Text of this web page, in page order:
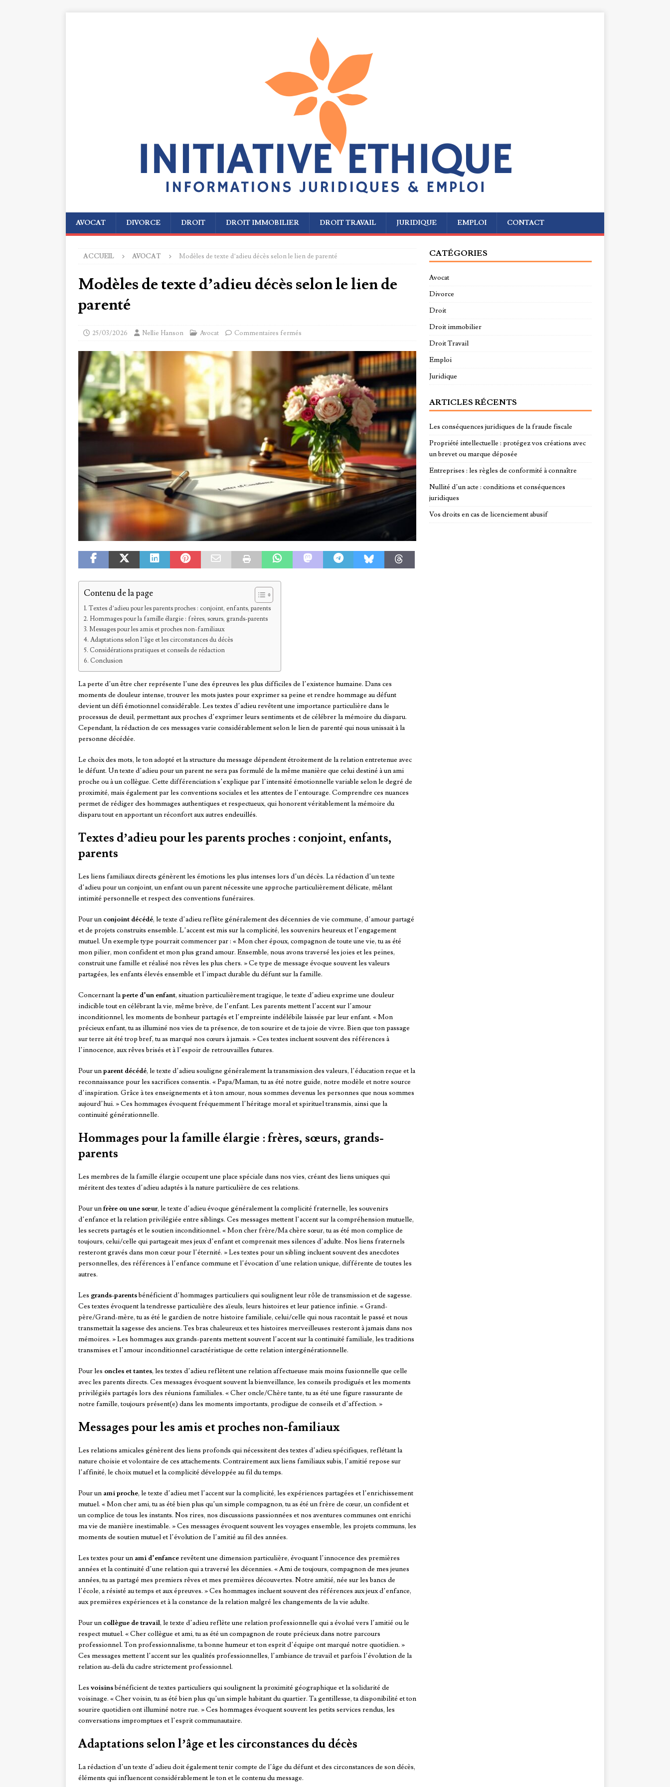
AVOCAT DIVORCE DROIT DROIT IMMOBILIER DROIT TRAVAIL JURIDIQUE EMPLOI CONTACT
ACCUEIL AVOCAT Modèles de texte d’adieu décès selon le lien de parenté
Modèles de texte d’adieu décès selon le lien de
parenté
25/03/2026 Nellie Hanson Avocat Commentaires fermés
Contenu de la page
Textes d’adieu pour les parents proches : conjoint, enfants, parents
Hommages pour la famille élargie : frères, sœurs, grands-parents
Messages pour les amis et proches non-familiaux
Adaptations selon l’âge et les circonstances du décès
Considérations pratiques et conseils de rédaction
Conclusion
La perte d’un être cher représente l’une des épreuves les plus difficiles de l’existence humaine. Dans ces
moments de douleur intense, trouver les mots justes pour exprimer sa peine et rendre hommage au défunt
devient un défi émotionnel considérable. Les textes d’adieu revêtent une importance particulière dans le
processus de deuil, permettant aux proches d’exprimer leurs sentiments et de célébrer la mémoire du disparu.
Cependant, la rédaction de ces messages varie considérablement selon le lien de parenté qui nous unissait à la
personne décédée.
Le choix des mots, le ton adopté et la structure du message dépendent étroitement de la relation entretenue avec
le défunt. Un texte d’adieu pour un parent ne sera pas formulé de la même manière que celui destiné à un ami
proche ou à un collègue. Cette différenciation s’explique par l’intensité émotionnelle variable selon le degré de
proximité, mais également par les conventions sociales et les attentes de l’entourage. Comprendre ces nuances
permet de rédiger des hommages authentiques et respectueux, qui honorent véritablement la mémoire du
disparu tout en apportant un réconfort aux autres endeuillés.
Textes d’adieu pour les parents proches : conjoint, enfants,
parents
Les liens familiaux directs génèrent les émotions les plus intenses lors d’un décès. La rédaction d’un texte
d’adieu pour un conjoint, un enfant ou un parent nécessite une approche particulièrement délicate, mêlant
intimité personnelle et respect des conventions funéraires.
Pour un conjoint décédé, le texte d’adieu reflète généralement des décennies de vie commune, d’amour partagé
et de projets construits ensemble. L’accent est mis sur la complicité, les souvenirs heureux et l’engagement
mutuel. Un exemple type pourrait commencer par : « Mon cher époux, compagnon de toute une vie, tu as été
mon pilier, mon confident et mon plus grand amour. Ensemble, nous avons traversé les joies et les peines,
construit une famille et réalisé nos rêves les plus chers. » Ce type de message évoque souvent les valeurs
partagées, les enfants élevés ensemble et l’impact durable du défunt sur la famille.
Concernant laperte d’un enfant, situation particulièrement tragique, le texte d’adieu exprime une douleur
indicible tout en célébrant la vie, même brève, de l’enfant. Les parents mettent l’accent sur l’amour
inconditionnel, les moments de bonheur partagés et l’empreinte indélébile laissée par leur enfant. « Mon
précieux enfant, tu as illuminé nos vies de ta présence, de ton sourire et de ta joie de vivre. Bien que ton passage
sur terre ait été trop bref, tu as marqué nos cœurs à jamais. » Ces textes incluent souvent des références à
l’innocence, aux rêves brisés et à l’espoir de retrouvailles futures.
Pour unparent décédé, le texte d’adieu souligne généralement la transmission des valeurs, l’éducation reçue et la
reconnaissance pour les sacrifices consentis. « Papa/Maman, tu as été notre guide, notre modèle et notre source
d’inspiration. Grâce à tes enseignements et à ton amour, nous sommes devenus les personnes que nous sommes
aujourd’hui. » Ces hommages évoquent fréquemment l’héritage moral et spirituel transmis, ainsi que la
continuité générationnelle.
Hommages pour la famille élargie : frères, sœurs, grands-
parents
Les membres de la famille élargie occupent une place spéciale dans nos vies, créant des liens uniques qui
méritent des textes d’adieu adaptés à la nature particulière de ces relations.
Pour unfrère ou une sœur, le texte d’adieu évoque généralement la complicité fraternelle, les souvenirs
d’enfance et la relation privilégiée entre siblings. Ces messages mettent l’accent sur la compréhension mutuelle,
les secrets partagés et le soutien inconditionnel. « Mon cher frère/Ma chère sœur, tu as été mon complice de
toujours, celui/celle qui partageait mes jeux d’enfant et comprenait mes silences d’adulte. Nos liens fraternels
resteront gravés dans mon cœur pour l’éternité. » Les textes pour un sibling incluent souvent des anecdotes
personnelles, des références à l’enfance commune et l’évocation d’une relation unique, différente de toutes les
autres.
Les grands-parentsbénéficient d’hommages particuliers qui soulignent leur rôle de transmission et de sagesse.
Ces textes évoquent la tendresse particulière des aïeuls, leurs histoires et leur patience infinie. « Grand-
père/Grand-mère, tu as été le gardien de notre histoire familiale, celui/celle qui nous racontait le passé et nous
transmettait la sagesse des anciens. Tes bras chaleureux et tes histoires merveilleuses resteront à jamais dans nos
mémoires. » Les hommages aux grands-parents mettent souvent l’accent sur la continuité familiale, les traditions
transmises et l’amour inconditionnel caractéristique de cette relation intergénérationnelle.
Pour les oncles et tantes, les textes d’adieu reflètent une relation affectueuse mais moins fusionnelle que celle
avec les parents directs. Ces messages évoquent souvent la bienveillance, les conseils prodigués et les moments
privilégiés partagés lors des réunions familiales. « Cher oncle/Chère tante, tu as été une figure rassurante de
notre famille, toujours présent(e) dans les moments importants, prodigue de conseils et d’affection. »
Messages pour les amis et proches non-familiaux
Les relations amicales génèrent des liens profonds qui nécessitent des textes d’adieu spécifiques, reflétant la
nature choisie et volontaire de ces attachements. Contrairement aux liens familiaux subis, l’amitié repose sur
l’affinité, le choix mutuel et la complicité développée au fil du temps.
Pour un ami proche, le texte d’adieu met l’accent sur la complicité, les expériences partagées et l’enrichissement
mutuel. « Mon cher ami, tu as été bien plus qu’un simple compagnon, tu as été un frère de cœur, un confident et
un complice de tous les instants. Nos rires, nos discussions passionnées et nos aventures communes ont enrichi
ma vie de manière inestimable. » Ces messages évoquent souvent les voyages ensemble, les projets communs, les
moments de soutien mutuel et l’évolution de l’amitié au fil des années.
Les textes pour un ami d’enfancerevêtent une dimension particulière, évoquant l’innocence des premières
années et la continuité d’une relation qui a traversé les décennies. « Ami de toujours, compagnon de mes jeunes
années, tu as partagé mes premiers rêves et mes premières découvertes. Notre amitié, née sur les bancs de
l’école, a résisté au temps et aux épreuves. » Ces hommages incluent souvent des références aux jeux d’enfance,
aux premières expériences et à la constance de la relation malgré les changements de la vie adulte.
Pour un collègue de travail, le texte d’adieu reflète une relation professionnelle qui a évolué vers l’amitié ou le
respect mutuel. « Cher collègue et ami, tu as été un compagnon de route précieux dans notre parcours
professionnel. Ton professionnalisme, ta bonne humeur et ton esprit d’équipe ont marqué notre quotidien. »
Ces messages mettent l’accent sur les qualités professionnelles, l’ambiance de travail et parfois l’évolution de la
relation au-delà du cadre strictement professionnel.
Les voisinsbénéficient de textes particuliers qui soulignent la proximité géographique et la solidarité de
voisinage. « Cher voisin, tu as été bien plus qu’un simple habitant du quartier. Ta gentillesse, ta disponibilité et ton
sourire quotidien ont illuminé notre rue. » Ces hommages évoquent souvent les petits services rendus, les
conversations impromptues et l’esprit communautaire.
Adaptations selon l’âge et les circonstances du décès
La rédaction d’un texte d’adieu doit également tenir compte de l’âge du défunt et des circonstances de son décès,
éléments qui influencent considérablement le ton et le contenu du message.
CATÉGORIES
Avocat
Divorce
Droit
Droit immobilier
Droit Travail
Emploi
Juridique
ARTICLES RÉCENTS
Les conséquences juridiques de la fraude fiscale
Propriété intellectuelle : protégez vos créations avec
un brevet ou marque déposée
Entreprises : les règles de conformité à connaître
Nullité d’un acte : conditions et conséquences
juridiques
Vos droits en cas de licenciement abusif